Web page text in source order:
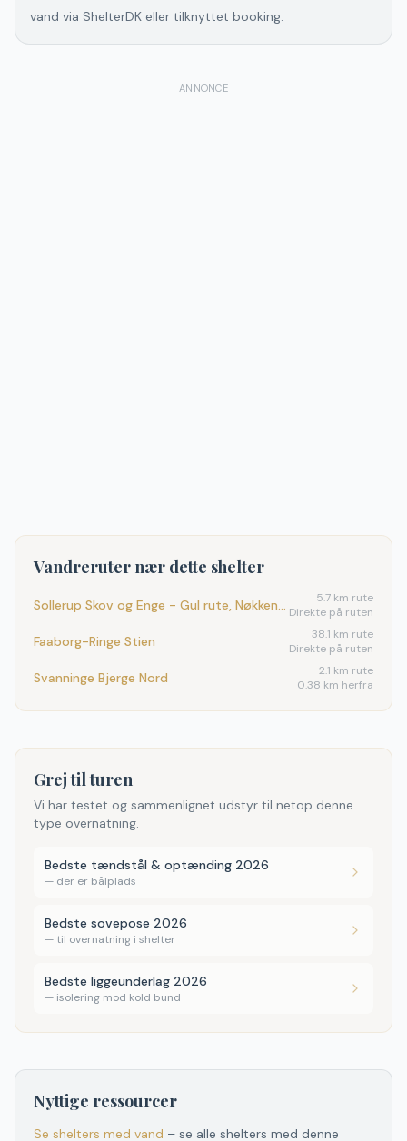
vand via ShelterDK eller tilknyttet booking.
ANNONCE
Vandreruter nær dette shelter
Sollerup Skov og Enge - Gul rute, Nøkken og Ellepigen Vandrerute 5.7 km rute
Direkte på ruten
Faaborg-Ringe Stien 38.1 km rute
Direkte på ruten
Svanninge Bjerge Nord 2.1 km rute
0.38 km herfra
Grej til turen
Vi har testet og sammenlignet udstyr til netop denne
type overnatning.
Bedste tændstål & optænding 2026
— der er bålplads
Bedste sovepose 2026
— til overnatning i shelter
Bedste liggeunderlag 2026
— isolering mod kold bund
Nyttige ressourcer
Se shelters med vand – se alle shelters med denne